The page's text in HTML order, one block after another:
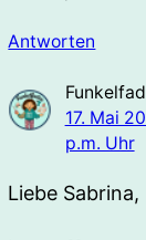
Antworten
17. Mai
p.m. Uhr
Liebe Sabrina,